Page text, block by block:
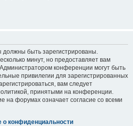
быть зарегистрированы.
минут, но предоставляет вам
конференции могут быть
привилегии для зарегистрированных
вам следует
принятыми на конференции.
на форумах означает согласие со всеми
о конфиденциальности